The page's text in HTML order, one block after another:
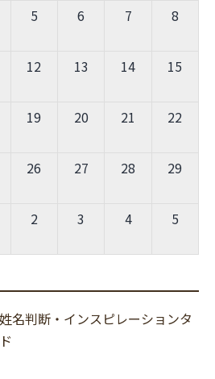
5 6 7 8
12 13 14 15
19 20 21 22
26 27 28 29
2 3 4 5
名判断・インスピレーションタ